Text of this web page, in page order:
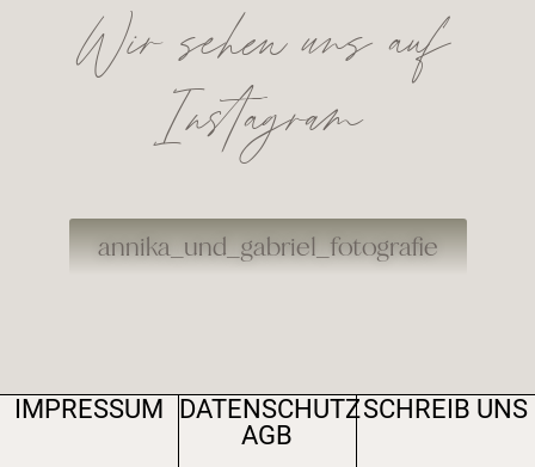
Wir sehen uns auf
Instagram
annika_und_gabriel_fotografie
IMPRESSUM DATENSCHUTZ
AGB
SCHREIB UNS